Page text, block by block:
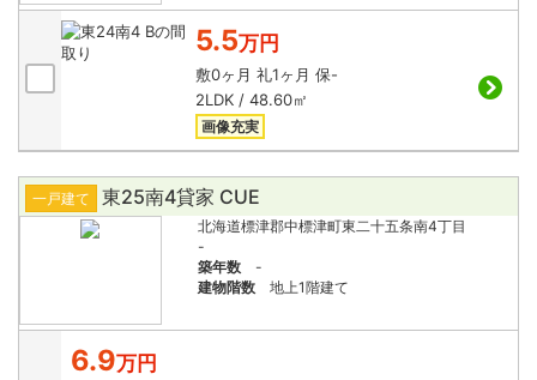
5.5万円
敷0ヶ月 礼1ヶ月 保-
2LDK / 48.60㎡
画像充実
一戸建て 東25南4貸家 CUE
北海道標津郡中標津町東二十五条南4丁目
-
築年数
-
建物階数
地上1階建て
6.9万円